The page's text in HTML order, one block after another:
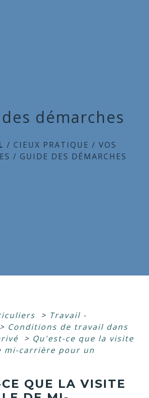
démarches
/ CIEUX PRATIQUE / VOS
/ GUIDE DES DÉMARCHES
> Travail -
> Conditions de travail dans
> Qu'est-ce que la visite
mi-carrière pour un
QUE LA VISITE